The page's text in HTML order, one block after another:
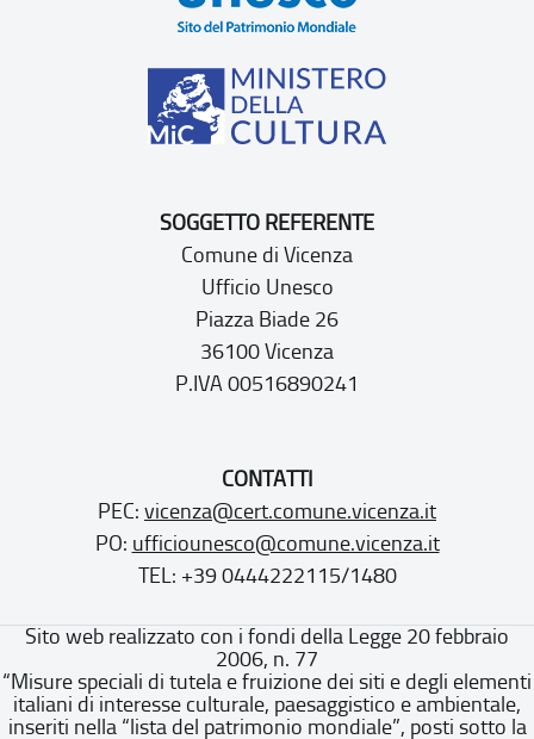
SOGGETTO REFERENTE
Comune di Vicenza
Ufficio Unesco
Piazza Biade 26
36100 Vicenza
P.IVA 00516890241
CONTATTI
PEC: vicenza@cert.comune.vicenza.it
PO: ufficiounesco@comune.vicenza.it
TEL: +39 0444222115/1480
Sito web realizzato con i fondi della Legge 20 febbraio
2006, n. 77
“Misure speciali di tutela e fruizione dei siti e degli elementi
italiani di interesse culturale, paesaggistico e ambientale,
inseriti nella “lista del patrimonio mondiale”, posti sotto la